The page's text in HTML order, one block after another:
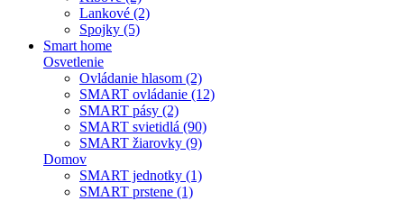
Lankové (2)
Spojky (5)
Smart home
Osvetlenie
Ovládanie hlasom (2)
SMART ovládanie (12)
SMART pásy (2)
SMART svietidlá (90)
SMART žiarovky (9)
Domov
SMART jednotky (1)
SMART prstene (1)